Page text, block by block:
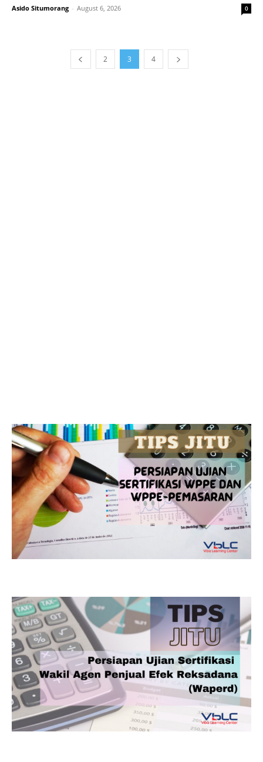
Asido Situmorang - August 6, 2026 0
2 3 4